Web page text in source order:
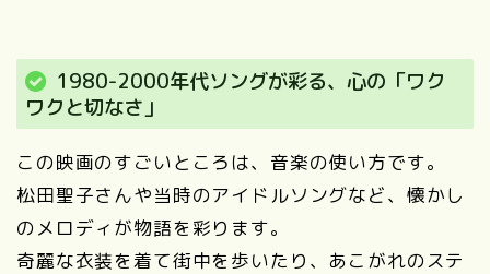
1980-2000年代ソングが彩る、心の「ワク
ワクと切なさ」
この映画のすごいところは、音楽の使い方です。
松田聖子さんや当時のアイドルソングなど、懐かし
のメロディが物語を彩ります。
奇麗な衣装を着て街中を歩いたり、あこがれのステ